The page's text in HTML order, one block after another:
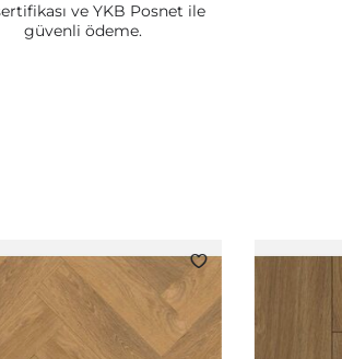
ve YKB Posnet ile
güvenli ödeme.